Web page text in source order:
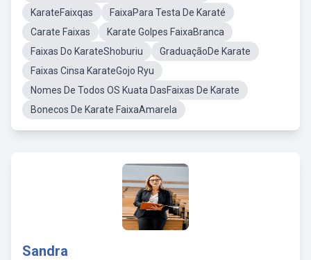
KarateFaixqas
FaixaPara Testa De Karaté
Carate Faixas
Karate Golpes FaixaBranca
Faixas Do KarateShoburiu
GraduaçãoDe Karate
Faixas Cinsa KarateGojo Ryu
Nomes De Todos OS Kuata DasFaixas De Karate
Bonecos De Karate FaixaAmarela
Sandra